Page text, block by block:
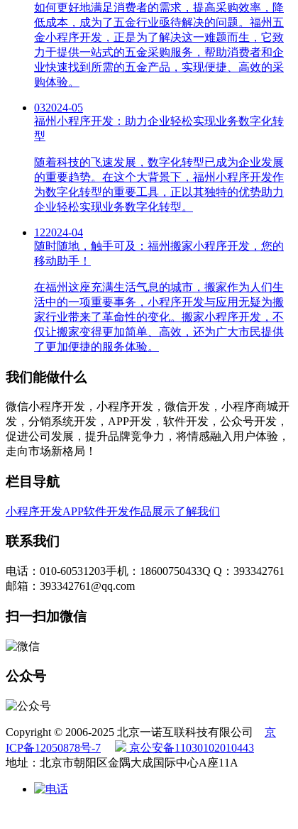
如何更好地满足消费者的需求，提高采购效率，降
低成本，成为了五金行业亟待解决的问题。福州五
金小程序开发，正是为了解决这一难题而生，它致
力于提供一站式的五金采购服务，帮助消费者和企
业快速找到所需的五金产品，实现便捷、高效的采
购体验。
032024-05
福州小程序开发：助力企业轻松实现业务数字化转
型
随着科技的飞速发展，数字化转型已成为企业发展
的重要趋势。在这个大背景下，福州小程序开发作
为数字化转型的重要工具，正以其独特的优势助力
企业轻松实现业务数字化转型。
122024-04
随时随地，触手可及：福州搬家小程序开发，您的
移动助手！
在福州这座充满生活气息的城市，搬家作为人们生
活中的一项重要事务，小程序开发与应用无疑为搬
家行业带来了革命性的变化。搬家小程序开发，不
仅让搬家变得更加简单、高效，还为广大市民提供
了更加便捷的服务体验。
我们能做什么
微信小程序开发，小程序开发，微信开发，小程序商城开
发，分销系统开发，APP开发，软件开发，公众号开发，
促进公司发展，提升品牌竞争力，将情感融入用户体验，
走向市场新格局！
栏目导航
小程序开发APP软件开发作品展示了解我们
联系我们
电话：010-60531203手机：18600750433Q Q：393342761
邮箱：393342761@qq.com
扫一扫加微信
公众号
Copyright © 2006-2025 北京一诺互联科技有限公司 京
ICP备12050878号-7
京公安备11030102010443
地址：北京市朝阳区金隅大成国际中心A座11A